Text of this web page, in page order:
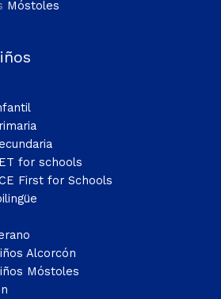
Móstoles
for schools
First for Schools
Alcorcón
Móstoles